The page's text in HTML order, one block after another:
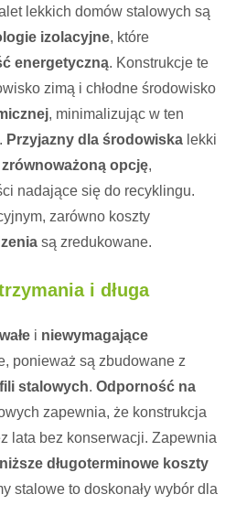
lekkich domów stalowych są
izolacyjne, które
energetyczną. Konstrukcje te
zimą i chłodne środowisko
, minimalizując w ten
. Przyjazny dla środowiska lekki
zrównoważoną opcję,
nadające się do recyklingu.
zarówno koszty
są zredukowane.
i długa
i niewymagające
ponieważ są zbudowane z
stalowych. Odporność na
zapewnia, że konstrukcja
lata bez konserwacji. Zapewnia
niższe długoterminowe koszty
stalowe to doskonały wybór dla